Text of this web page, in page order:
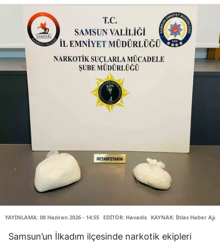
YAYINLAMA: 08 Haziran 2026 - 14:55 EDİTÖR: Havadis KAYNAK: İhlas Haber
Samsun’un İlkadım ilçesinde narkotik ekipleri